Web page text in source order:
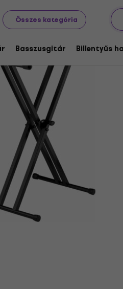
Összes kategória
Basszusgitár Billentyűs
Billentyű tartozékok